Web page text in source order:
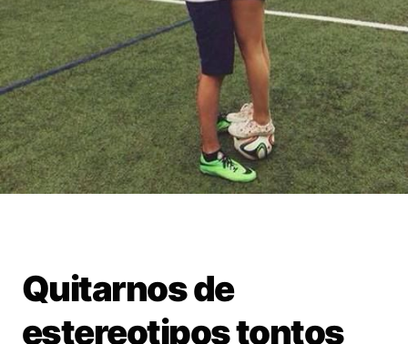
Quitarnos de
estereotipos tontos